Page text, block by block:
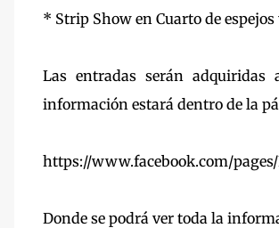
* Strip Show en Cuarto de
Las entradas serán
información estará dentro de la
https://www.facebook.com/
Donde se podrá ver toda la